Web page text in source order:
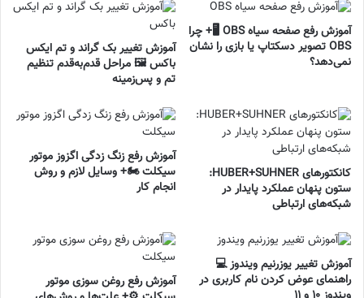
آموزش رفع صفحه سیاه OBS 🖥️+ چرا
OBS تصویر دسکتاپ یا بازی را نشان
نمی‌دهد؟
آموزش تغییر بک گراند و تم ایکس
باکس 🖼️ مراحل قدم‌به‌قدم تنظیم
تم و پس‌زمینه
کانکتورهای HUBER+SUHNER:
ستون پنهان عملکرد پایدار در
شبکه‌های ارتباطی
آموزش رفع زنگ زدگی اگزوز موتور
سیکلت 🏍️+ وسایل لازم و روش
انجام کار
آموزش تغییر یوزرنیم ویندوز 💻
راهنمای عوض کردن نام کاربری در
آموزش رفع روغن سوزی موتور